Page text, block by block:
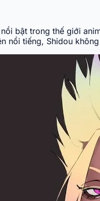
bật trong thế giới
nổi tiếng, Shidou